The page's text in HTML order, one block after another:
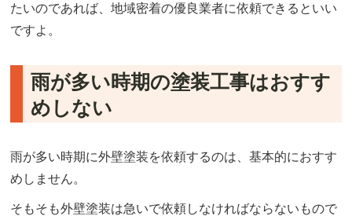
たいのであれば、地域密着の優良業者に依頼できるといい
ですよ。
雨が多い時期の塗装工事はおすす
めしない
雨が多い時期に外壁塗装を依頼するのは、基本的におすす
めしません。
そもそも外壁塗装は急いで依頼しなければならないもので